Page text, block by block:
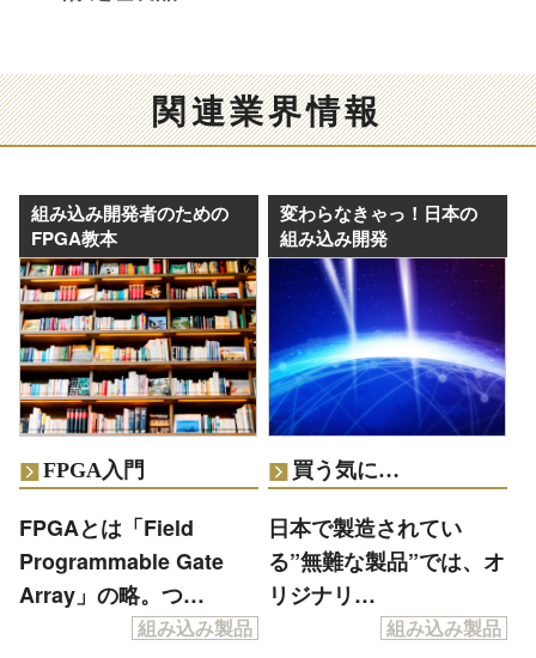
関連業界情報
組み込み開発者のための
FPGA教本
FPGA入門
FPGAとは「Field
Programmable Gate
Array」の略。つ…
組み込み製品
変わらなきゃっ！日本の
組み込み開発
買う気に…
日本で製造されてい
る”無難な製品”では、オ
リジナリ…
組み込み製品